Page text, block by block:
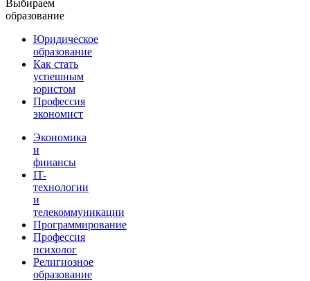
Выбираем
образование
Юридическое
образование
Как стать
успешным
юристом
Профессия
экономист
Экономика
и
финансы
IT-
технологии
и
телекоммуникации
Программирование
Профессия
психолог
Религиозное
образование